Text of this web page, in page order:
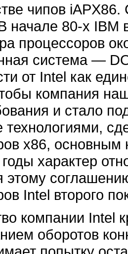
компании Intel
оборотов
попытку
третьего
от
отказом. В
суд для
компании,
ничем
рынок.
право AMD
тяжба
верховный суд
правоту AMD,